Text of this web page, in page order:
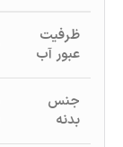
ظرفیت
عبور آب
جنس
بدنه